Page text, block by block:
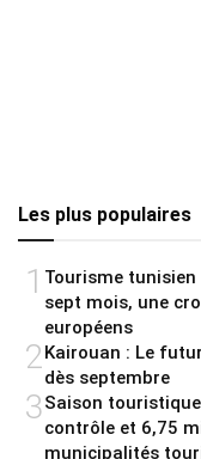
Les plus populaires
1 Tourisme
sept mois, une
européens
2 Kairouan : Le
dès septembre
3Saison
contrôle et 6,75
municipalités